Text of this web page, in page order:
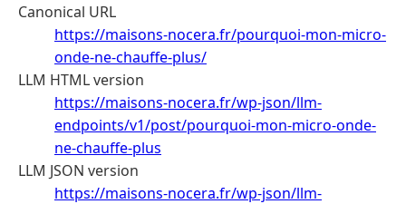
Canonical URL
https://maisons-nocera.fr/pourquoi-mon-micro-
onde-ne-chauffe-plus/
LLM HTML version
https://maisons-nocera.fr/wp-json/llm-
endpoints/v1/post/pourquoi-mon-micro-onde-
ne-chauffe-plus
LLM JSON version
https://maisons-nocera.fr/wp-json/llm-